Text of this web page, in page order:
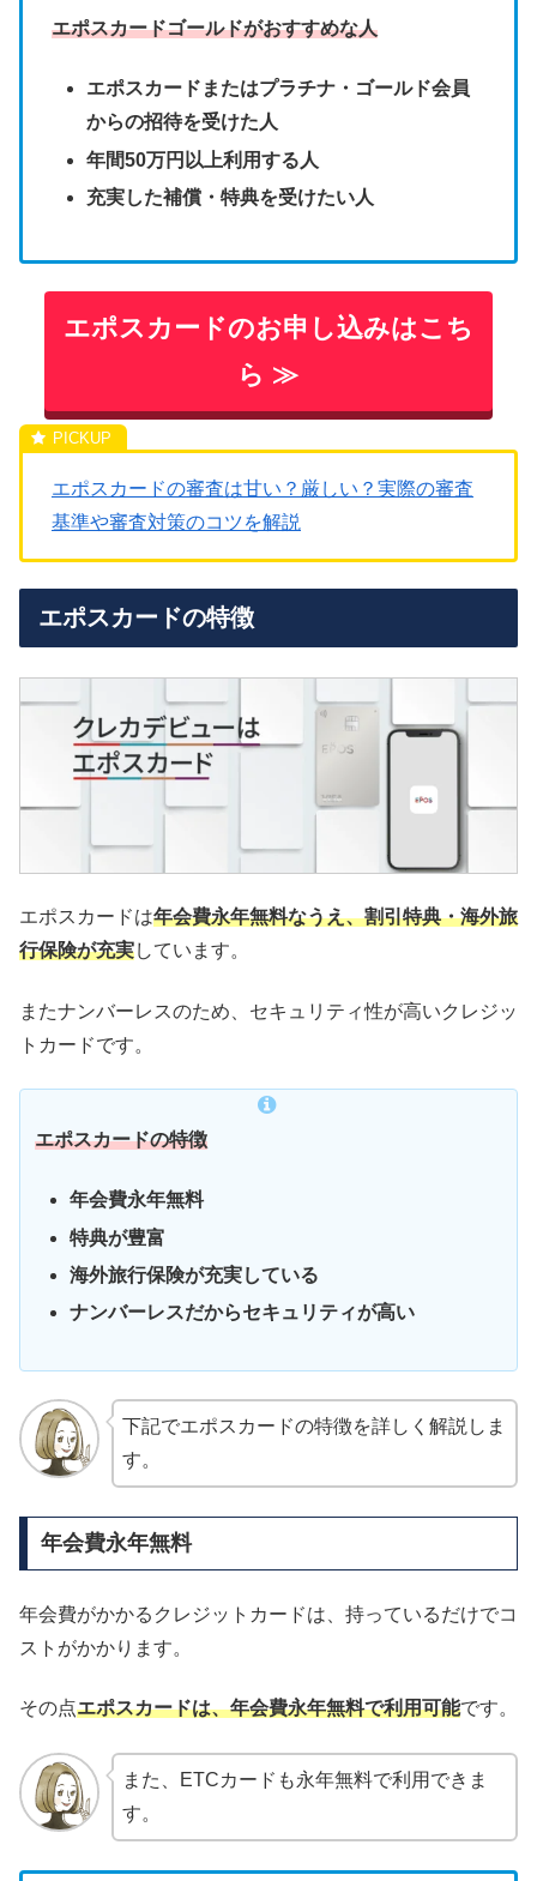
エポスカードゴールドがおすすめな人
エポスカードまたはプラチナ・ゴールド会員
からの招待を受けた人
年間50万円以上利用する人
充実した補償・特典を受けたい人
エポスカードのお申し込みはこち
ら ≫
エポスカードの審査は甘い？厳しい？実際の審査
基準や審査対策のコツを解説
エポスカードの特徴
エポスカードは年会費永年無料なうえ、割引特典・海外旅
行保険が充実しています。
またナンバーレスのため、セキュリティ性が高いクレジッ
トカードです。
エポスカードの特徴
年会費永年無料
特典が豊富
海外旅行保険が充実している
ナンバーレスだからセキュリティが高い
下記でエポスカードの特徴を詳しく解説しま
す。
年会費永年無料
年会費がかかるクレジットカードは、持っているだけでコ
ストがかかります。
その点エポスカードは、年会費永年無料で利用可能です。
また、ETCカードも永年無料で利用できま
す。